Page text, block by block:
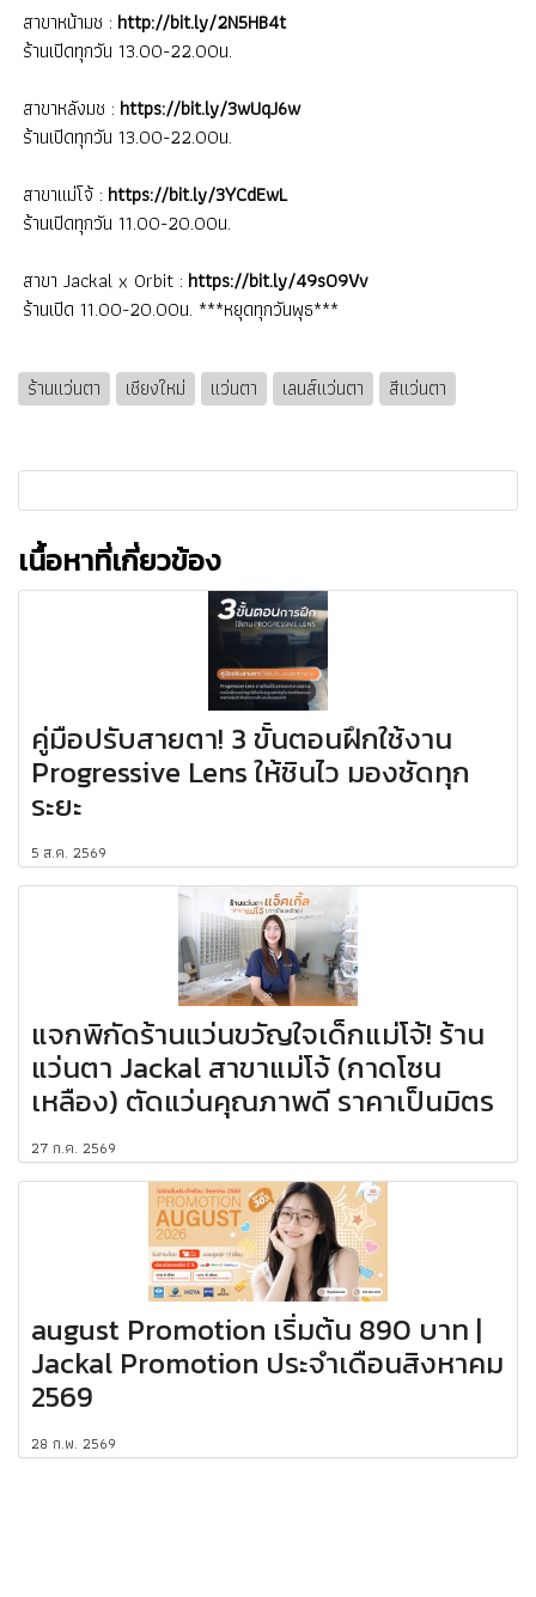
สาขาหน้ามช : http://bit.ly/2N5HB4t
ร้านเปิดทุกวัน 13.00-22.00น.
สาขาหลังมช : https://bit.ly/3wUqJ6w
ร้านเปิดทุกวัน 13.00-22.00น.
สาขาแม่โจ้ : https://bit.ly/3YCdEwL
ร้านเปิดทุกวัน 11.00-20.00น.
สาขา Jackal x Orbit : https://bit.ly/49s09Vv
ร้านเปิด 11.00-20.00น. ***หยุดทุกวันพุธ***
ร้านแว่นตา เชียงใหม่ แว่นตา เลนส์แว่นตา สีแว่นตา
เนื้อหาที่เกี่ยวข้อง
คู่มือปรับสายตา! 3 ขั้นตอนฝึกใช้งาน
Progressive Lens ให้ชินไว มองชัดทุก
ระยะ
5 ส.ค. 2569
แจกพิกัดร้านแว่นขวัญใจเด็กแม่โจ้! ร้าน
แว่นตา Jackal สาขาแม่โจ้ (กาดโซน
เหลือง) ตัดแว่นคุณภาพดี ราคาเป็นมิตร
27 ก.ค. 2569
august Promotion เริ่มต้น 890 บาท |
Jackal Promotion ประจำเดือนสิงหาคม
2569
28 ก.พ. 2569